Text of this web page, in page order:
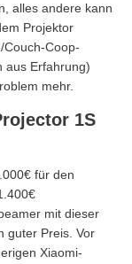
alles andere kann
Projektor
Coop-
aus Erfahrung)
mehr.
1S
für den
mit dieser
guter Preis. Vor
Xiaomi-